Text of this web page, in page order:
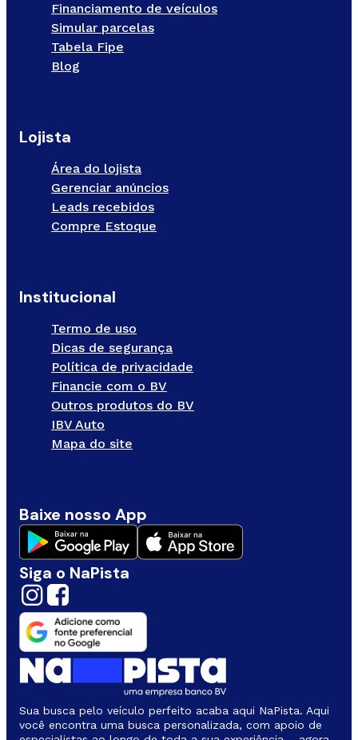
Financiamento de veículos
Simular parcelas
Tabela Fipe
Blog
Lojista
Área do lojista
Gerenciar anúncios
Leads recebidos
Compre Estoque
Institucional
Termo de uso
Dicas de segurança
Política de privacidade
Financie com o BV
Outros produtos do BV
IBV Auto
Mapa do site
Baixe nosso App
Siga o NaPista
Sua busca pelo veículo perfeito acaba aqui NaPista. Aqui
você encontra uma busca personalizada, com apoio de